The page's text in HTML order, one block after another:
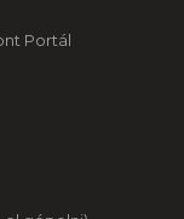
Portál